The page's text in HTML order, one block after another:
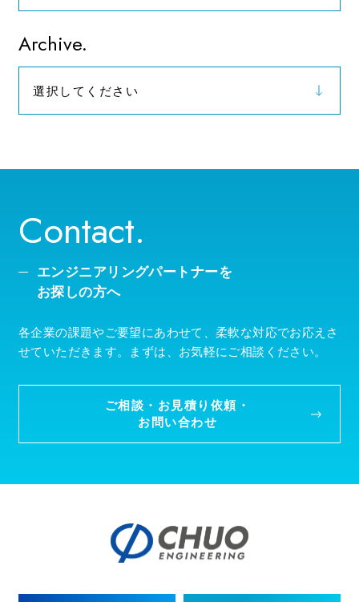
お知らせ
Archive.
選択してください
Contact.
エンジニアリングパートナーを
お探しの方へ
各企業の課題やご要望にあわせて、柔軟な対応でお応えさ
せていただきます。まずは、お気軽にご相談ください。
ご相談・お見積り依頼・
お問い合わせ